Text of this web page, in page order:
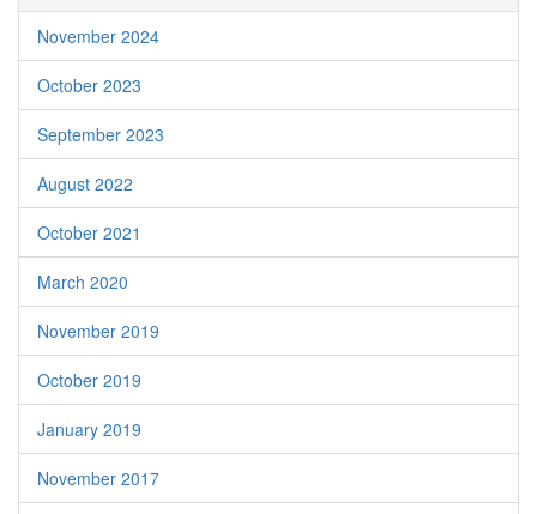
November 2024
October 2023
September 2023
August 2022
October 2021
March 2020
November 2019
October 2019
January 2019
November 2017